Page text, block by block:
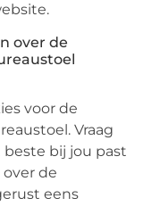
over de
voor de
Vraag
bij jou past
de
eens